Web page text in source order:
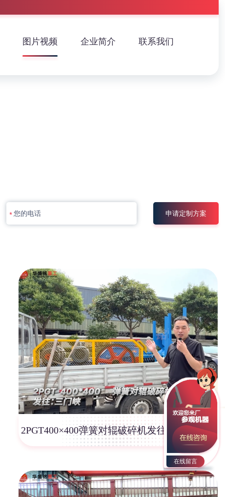
图片视频 企业简介 联系我们
申请定制方案
2PGT400×400弹簧对辊破碎机发往河南三门峡！
在线留言